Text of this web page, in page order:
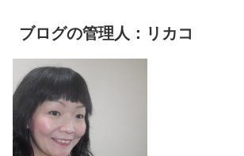
ブログの管理人：リカコ